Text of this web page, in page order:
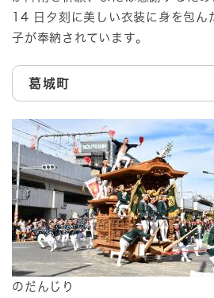
14 日夕刻に美しい衣装に身を包ん
子が奉納されています。
葛城町
のだんじり